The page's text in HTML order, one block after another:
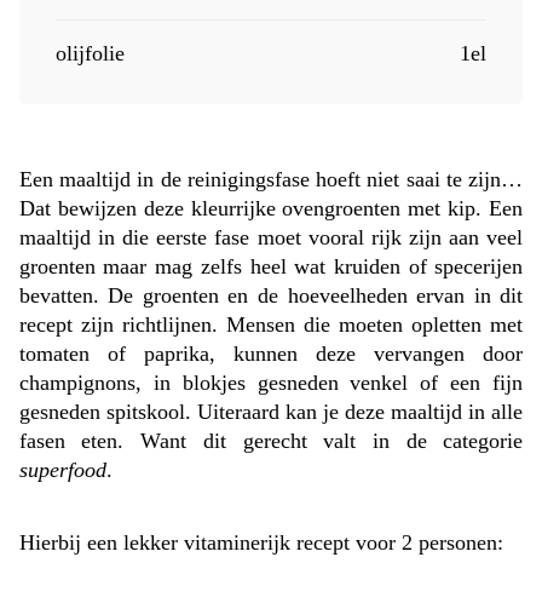
olijfolie 1el
Een maaltijd in de reinigingsfase hoeft niet saai te zijn…
Dat bewijzen deze kleurrijke ovengroenten met kip. Een
maaltijd in die eerste fase moet vooral rijk zijn aan veel
groenten maar mag zelfs heel wat kruiden of specerijen
bevatten. De groenten en de hoeveelheden ervan in dit
recept zijn richtlijnen. Mensen die moeten opletten met
tomaten of paprika, kunnen deze vervangen door
champignons, in blokjes gesneden venkel of een fijn
gesneden spitskool. Uiteraard kan je deze maaltijd in alle
fasen eten. Want dit gerecht valt in de categorie
superfood.
Hierbij een lekker vitaminerijk recept voor 2 personen: